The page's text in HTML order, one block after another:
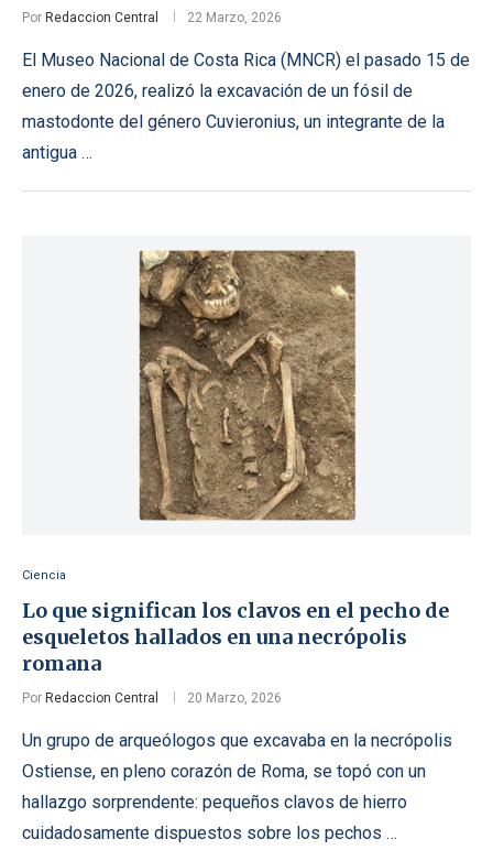
Por Redaccion Central 22 Marzo, 2026
El Museo Nacional de Costa Rica (MNCR) el pasado 15 de
enero de 2026, realizó la excavación de un fósil de
mastodonte del género Cuvieronius, un integrante de la
antigua …
Ciencia
Lo que significan los clavos en el pecho de
esqueletos hallados en una necrópolis
romana
Por Redaccion Central 20 Marzo, 2026
Un grupo de arqueólogos que excavaba en la necrópolis
Ostiense, en pleno corazón de Roma, se topó con un
hallazgo sorprendente: pequeños clavos de hierro
cuidadosamente dispuestos sobre los pechos …